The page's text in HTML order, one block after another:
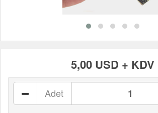
5,00 USD + KDV
Adet